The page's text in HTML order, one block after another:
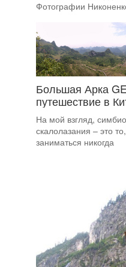
Фотографии
Большая Арка
путешествие в
На мой взгляд,
скалолазания – это
заниматься никогда